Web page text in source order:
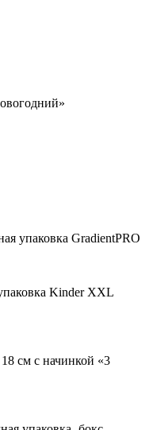
упаковка GradientPRO
Kinder XXL
см с начинкой «3